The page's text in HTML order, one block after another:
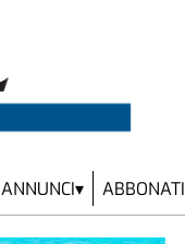
ANNUNCI ABBONATI